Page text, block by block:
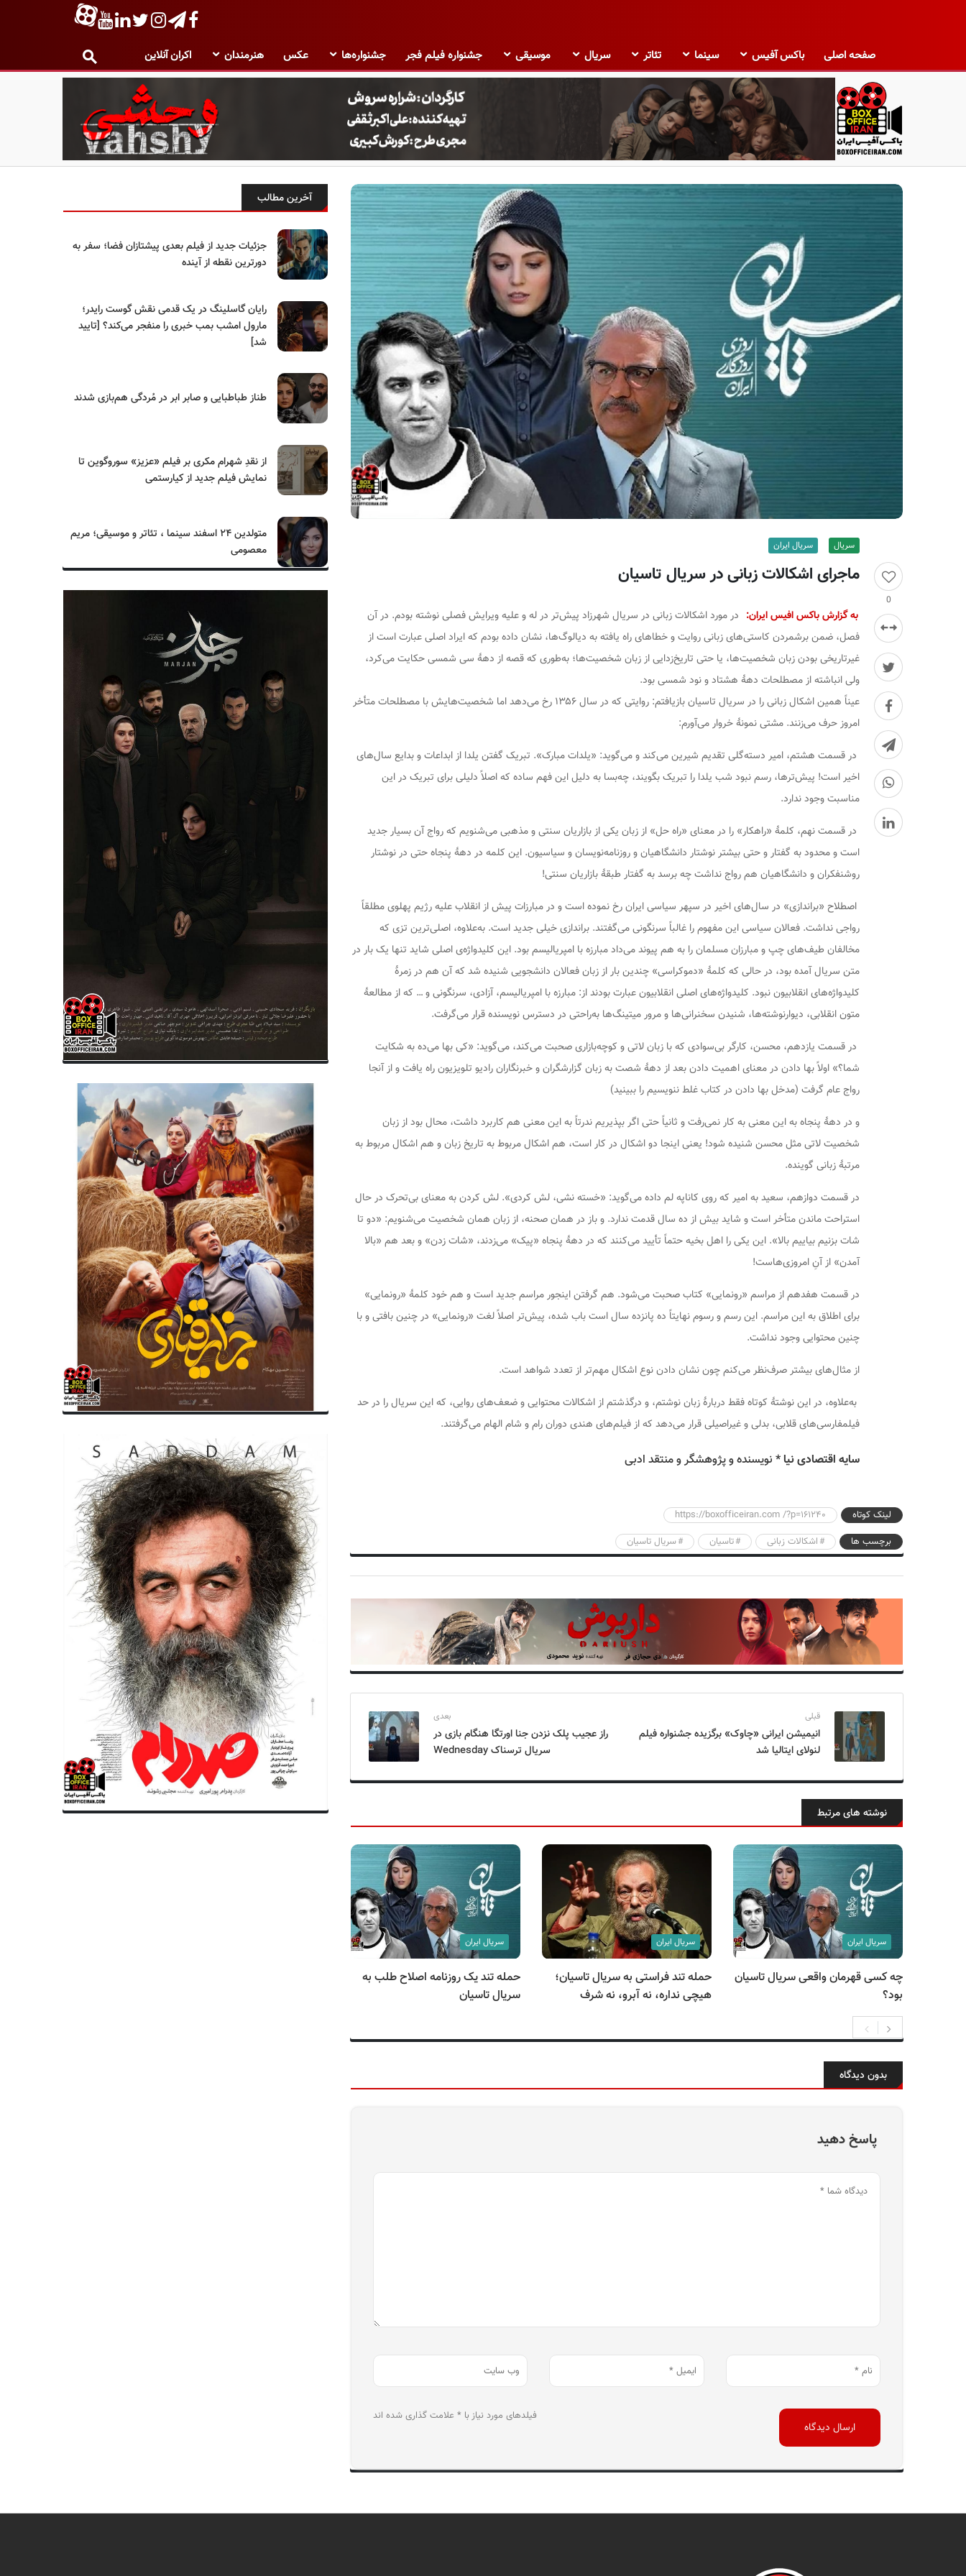
صفحه اصلی باکس آفیس سینما تئاتر سریال موسیقی جشنواره فیلم فجر جشنواره‌ها عکس هنرمندان اکران آنلاین
ب
ک
س
س
ا
0
سریال سریال ایران
ماجرای اشکالات زبانی در سریال تاسیان
به گزارش باکس افیس ایران: در مورد اشکالات زبانی در سریال شهرزاد پیش‌تر در له و علیه ویرایش فصلی نوشته بودم. در آن
فصل، ضمن برشمردن کاستی‌های زبانی روایت و خطاهای راه یافته به دیالوگ‌ها، نشان داده بودم که ایراد اصلی عبارت است از
غیرتاریخی بودن زبان شخصیت‌ها، یا حتی تاریخ‌زدایی از زبان شخصیت‌ها؛ به‌طوری که قصه‌ از دهۀ سی شمسی حکایت می‌کرد،
ولی انباشته از مصطلحات دهۀ هشتاد و نود شمسی بود.
عیناً همین اشکال زبانی را در سریال تاسیان بازیافتم: روایتی که در سال ۱۳۵۶ رخ می‌دهد اما شخصیت‌هایش با مصطلحات متأخر
امروز حرف می‌زنند. مشتی نمونۀ خروار می‌آورم:
در قسمت هشتم، امیر دسته‌گلی تقدیم شیرین می‌کند و می‌گوید: «یلدات مبارک». تبریک گفتن یلدا از ابداعات و بدایع سال‌های
اخیر است! پیش‌ترها، رسم نبود شب یلدا را تبریک بگویند، چه‌بسا به دلیل این فهم ساده که اصلاً دلیلی برای تبریک در این
مناسبت وجود ندارد.
در قسمت نهم، کلمۀ «راهکار» را در معنای «راه حل» از زبان یکی از بازاریان سنتی و مذهبی می‌شنویم که رواج آن بسیار جدید
است و محدود به گفتار و حتی بیشتر نوشتار دانشگاهیان و روزنامه‌نویسان و سیاسیون. این کلمه در دهۀ پنجاه حتی در نوشتار
روشنفکران و دانشگاهیان هم رواج نداشت چه برسد به گفتار طبقۀ بازاریان سنتی!
اصطلاح «براندازی» در سال‌های اخیر در سپهر سیاسی ایران رخ نموده است و در مبارزات پیش از انقلاب علیه رژیم پهلوی مطلقاً
رواجی نداشت. فعالان سیاسی این مفهوم را غالباً سرنگونی می‌گفتند. براندازی خیلی جدید است. به‌علاوه، اصلی‌ترین تزی که
مخالفان طیف‌های چپ و مبارزان مسلمان را به هم پیوند می‌داد مبارزه با امپریالیسم بود. این کلیدواژه‌ی اصلی شاید تنها یک بار در
متن سریال آمده بود، در حالی که کلمۀ «دموکراسی» چندین بار از زبان فعالان دانشجویی شنیده شد که آن هم در زمرۀ
کلیدواژه‌های انقلابیون نبود. کلیدواژه‌های اصلی انقلابیون عبارت بودند از: مبارزه با امپریالیسم، آزادی، سرنگونی و … که از مطالعۀ
متون انقلابی، دیوارنوشته‌ها، شنیدن سخنرانی‌ها و مرور میتینگ‌ها به‌راحتی در دسترس نویسنده قرار می‌گرفت.
در قسمت یازدهم، محسن، کارگر بی‌سوادی که با زبان لاتی و کوچه‌بازاری صحبت می‌کند، می‌گوید: «کی بها می‌ده به شکایت
شما؟» اولاً بها دادن در معنای اهمیت دادن بعد از دهۀ شصت به زبان گزارشگران و خبرنگاران رادیو تلویزیون راه یافت و از آنجا
رواج عام گرفت (مدخل بها دادن در کتاب غلط ننویسیم را ببینید)
و در دهۀ پنجاه به این معنی به کار نمی‌رفت و ثانیاً حتی اگر بپذیریم ندرتاً به این معنی هم کاربرد داشت، محال بود از زبان
شخصیت لاتی مثل محسن شنیده شود! یعنی اینجا دو اشکال در کار است، هم اشکال مربوط به تاریخ زبان و هم اشکال مربوط به
مرتبۀ زبانی گوینده.
در قسمت دوازهم، سعید به امیر که روی کاناپه لم داده می‌گوید: «خسته نشی، لش کردی». لش کردن به معنای بی‌تحرک در حال
استراحت ماندن متأخر است و شاید بیش از ده سال قدمت ندارد. و باز در همان صحنه، از زبان همان شخصیت می‌شنویم: «دو تا
شات بزنیم بیاییم بالا». این یکی را اهل بخیه حتماً تأیید می‌کنند که در دهۀ پنجاه «پیک» می‌زدند، «شات زدن» و بعد هم «بالا
آمدن» از آنِ امروزی‌هاست!
در قسمت هفدهم از مراسم «رونمایی» کتاب صحبت می‌شود. هم گرفتن اینجور مراسم جدید است و هم خود کلمۀ «رونمایی»
برای اطلاق به این مراسم. این رسم و رسوم نهایتاً ده پانزده سال است باب شده، پیش‌تر اصلاً لغت «رونمایی» در چنین بافتی و با
چنین محتوایی وجود نداشت.
از مثال‌های بیشتر صرف‌نظر می‌کنم چون نشان دادن نوع اشکال مهم‌تر از تعدد شواهد است.
به‌علاوه، در این نوشتۀ کوتاه فقط دربارۀ زبان نوشتم، و درگذشتم از اشکالات محتوایی و ضعف‌های روایی، که این سریال را در حد
فیلمفارسی‌های قلابی، بدلی و غیراصیلی قرار می‌دهد که از فیلم‌های هندی دوران رام و شام الهام می‌گرفتند.
سایه اقتصادی نیا* نویسنده و پژوهشگر و منتقد ادبی
لینک کوتاه
https://boxofficeiran.com /?p=161240
برچسب ها
اشکالات زبانی تاسیان سریال تاسیان
قبلی
انیمیشن ایرانی «چاوک» برگزیده جشنواره فیلم
لنولای ایتالیا شد
بعدی
راز عجیب پلک نزدن جنا اورتگا هنگام بازی در
سریال ترسناک Wednesday
نوشته های مرتبط
سریال ایران
چه کسی قهرمان واقعی سریال تاسیان
بود؟
سریال ایران
حمله تند فراستی به سریال تاسیان؛
هیچی نداره، نه آبرو، نه شرف
سریال ایران
حمله تند یک روزنامه اصلاح طلب به
سریال تاسیان
بدون دیدگاه
پاسخ دهید
فیلدهای مورد نیاز با * علامت گذاری شده اند
آخرین مطالب
جزئیات جدید از فیلم بعدی پیشتازان فضا؛ سفر به
دورترین نقطه از آینده
رایان گاسلینگ در یک قدمی نقش گوست رایدر؛
مارول امشب بمب خبری را منفجر می‌کند؟ [تایید
شد]
طناز طباطبایی و صابر ابر در مُردگی هم‌بازی شدند
از نقدِ شهرام مکری بر فیلم «عزیز» سوروگوین تا
نمایش فیلم جدید از کیارستمی
متولدین ۲۴ اسفند سینما ، تئاتر و موسیقی؛ مریم
معصومی